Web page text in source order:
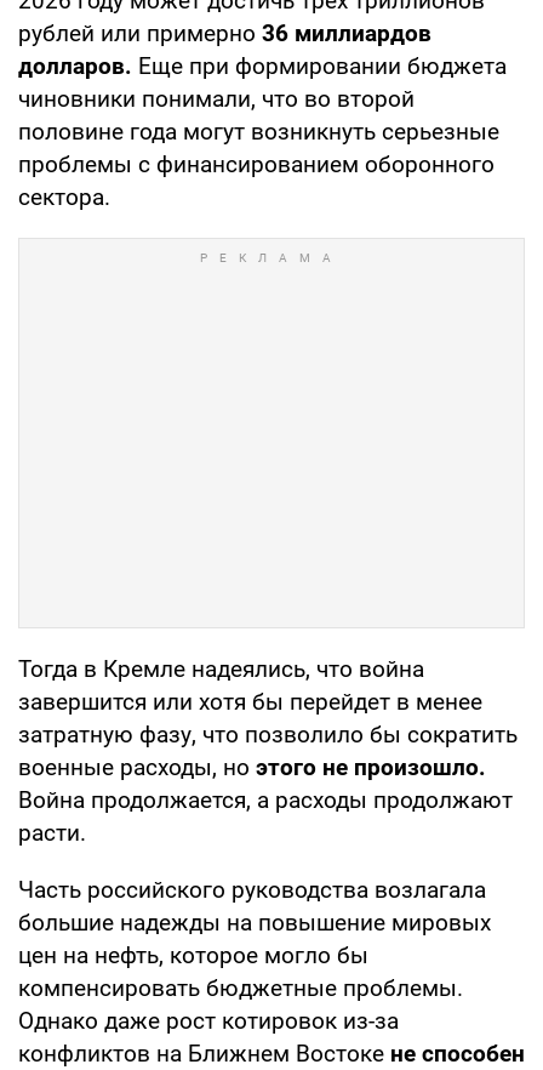
рублей или примерно 36 миллиардов
долларов. Еще при формировании бюджета
чиновники понимали, что во второй
половине года могут возникнуть серьезные
проблемы с финансированием оборонного
сектора.
Тогда в Кремле надеялись, что война
завершится или хотя бы перейдет в менее
затратную фазу, что позволило бы сократить
военные расходы, но этого не произошло.
Война продолжается, а расходы продолжают
расти.
Часть российского руководства возлагала
большие надежды на повышение мировых
цен на нефть, которое могло бы
компенсировать бюджетные проблемы.
Однако даже рост котировок из-за
конфликтов на Ближнем Востоке не способен